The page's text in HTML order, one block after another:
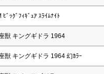
ﾞｯｸﾞﾌｨｷﾞｭｱ ｽﾗｲﾑﾅｲﾄ
獣 キングギドラ 1964
獣 キングギドラ 1964 幻ｶﾗｰ